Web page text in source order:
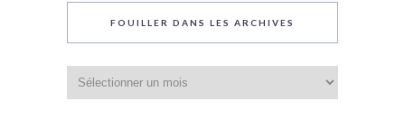
FOUILLER DANS LES ARCHIVES
dans
les